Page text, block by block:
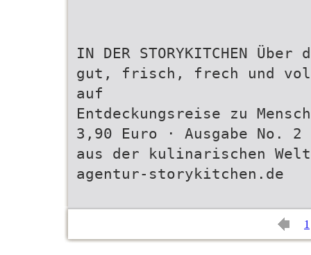
IN DER STORYKITCHEN
gut, frisch, frech und
auf
Entdeckungsreise zu
3,90 Euro · Ausgabe No. 2
aus der kulinarischen
agentur-storykitchen.de
1